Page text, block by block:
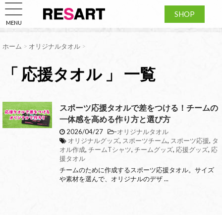
MENU
SHOP
ホーム > オリジナルタオル >
「 応援タオル 」 一覧
スポーツ応援タオルで差をつける！チームの
一体感を高める作り方と選び方
2026/04/27 -オリジナルタオル
オリジナルグッズ, スポーツチーム, スポーツ応援, タ
オル作成, チームTシャツ, チームグッズ, 応援グッズ, 応
援タオル
チームのために作成するスポーツ応援タオル。サイズ
や素材を選んで、オリジナルのデザ ...